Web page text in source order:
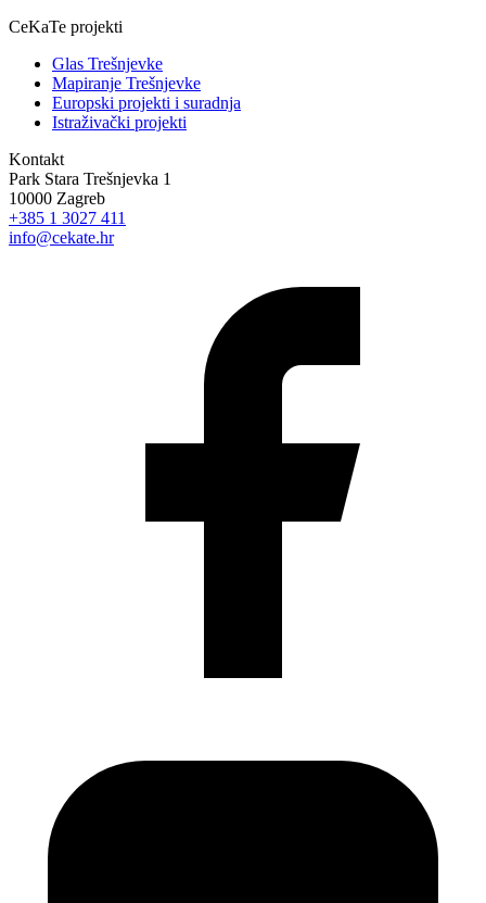
CeKaTe projekti
Glas Trešnjevke
Mapiranje Trešnjevke
Europski projekti i suradnja
Istraživački projekti
Kontakt
Park Stara Trešnjevka 1
10000 Zagreb
+385 1 3027 411
info@cekate.hr